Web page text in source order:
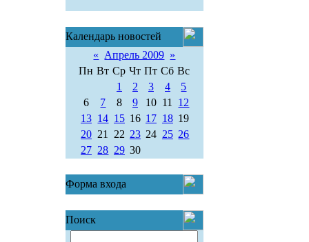
Календарь новостей
« Апрель 2009 »
Пн Вт Ср Чт Пт Сб Вс
1
2 3 4
5
6
7 8 9 10 11
12
13 14 15 16 17 18 19
20 21 22 23 24 25 26
27 28 29 30
Форма входа
Поиск